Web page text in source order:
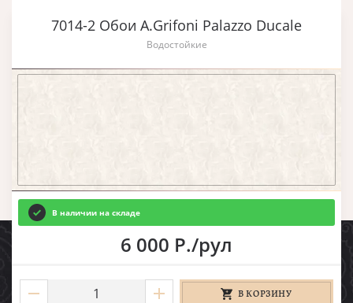
7014-2 Обои A.Grifoni Palazzo Ducale
Водостойкие
В наличии на складе
6 000 Р./рул
В КОРЗИНУ